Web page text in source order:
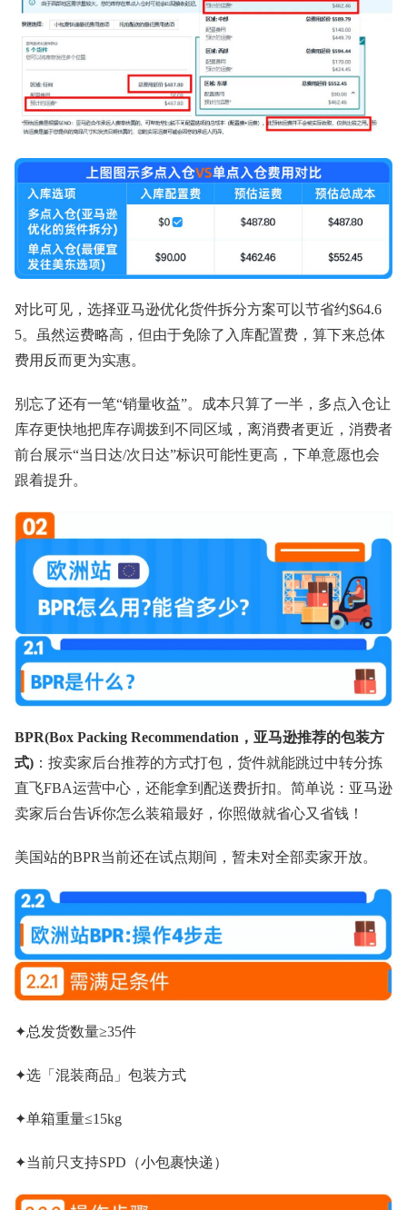
对比可见，选择亚马逊优化货件拆分方案可以节省约$64.6
5。虽然运费略高，但由于免除了入库配置费，算下来总体
费用反而更为实惠。
别忘了还有一笔“销量收益”。成本只算了一半，多点入仓让
库存更快地把库存调拨到不同区域，离消费者更近，消费者
前台展示“当日达/次日达”标识可能性更高，下单意愿也会
跟着提升。
BPR(Box Packing Recommendation，亚马逊推荐的包装方
式) ：按卖家后台推荐的方式打包，货件就能跳过中转分拣
直飞FBA运营中心，还能拿到配送费折扣。简单说：亚马逊
卖家后台告诉你怎么装箱最好，你照做就省心又省钱！
美国站的BPR当前还在试点期间，暂未对全部卖家开放。
✦总发货数量≥35件
✦选「混装商品」包装方式
✦单箱重量≤15kg
✦当前只支持SPD（小包裹快递）